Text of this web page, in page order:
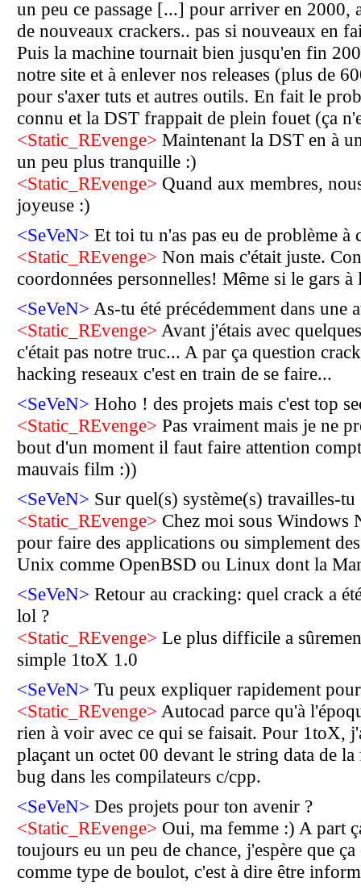
un peu ce passage [...] pour arriver en 2000,
de nouveaux crackers.. pas si nouveaux en
Puis la machine tournait bien jusqu'en fin
notre site et à enlever nos releases (plus de
pour s'axer tuts et autres outils. En fait le
connu et la DST frappait de plein fouet (ça
<Static_REvenge> Maintenant la DST en à
un peu plus tranquille :)
<Static_REvenge> Quand aux membres,
joyeuse :)
<SeVeN> Et toi tu n'as pas eu de problème à
<Static_REvenge> Non mais c'était juste.
coordonnées personnelles! Même si le gars
<SeVeN> As-tu été précédemment dans une
<Static_REvenge> Avant j'étais avec
c'était pas notre truc... A par ça question
hacking reseaux c'est en train de se faire...
<SeVeN> Hoho ! des projets mais c'est top
<Static_REvenge> Pas vraiment mais je ne
bout d'un moment il faut faire attention
mauvais film :))
<SeVeN> Sur quel(s) système(s) travailles-tu
<Static_REvenge> Chez moi sous Windows
pour faire des applications ou simplement
Unix comme OpenBSD ou Linux dont la
<SeVeN> Retour au cracking: quel crack a
lol ?
<Static_REvenge> Le plus difficile a
simple 1toX 1.0
<SeVeN> Tu peux expliquer rapidement
<Static_REvenge> Autocad parce qu'à
rien à voir avec ce qui se faisait. Pour 1toX,
plaçant un octet 00 devant le string data de
bug dans les compilateurs c/cpp.
<SeVeN> Des projets pour ton avenir ?
<Static_REvenge> Oui, ma femme :) A part
toujours eu un peu de chance, j'espère que
comme type de boulot, c'est à dire être